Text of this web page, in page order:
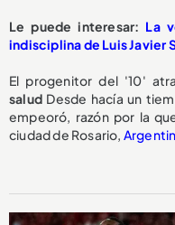
Le puede interesar: La
indisciplina de Luis Javier
El progenitor del '10'
salud Desde hacía un
empeoró, razón por la
ciudad de Rosario,